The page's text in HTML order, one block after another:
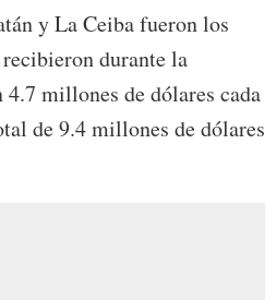
y La Ceiba fueron los
durante la
millones de dólares cada
de 9.4 millones de dólares